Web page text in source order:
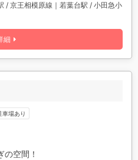
細
/ 京王相模原線｜若葉台駅 / 小田急小
車場あり
空間！